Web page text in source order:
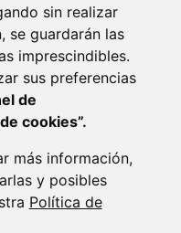
sin realizar
se guardarán las
imprescindibles.
sus preferencias
de
cookies”.
más información,
y posibles
Política de
ENLACE EXTERNO AL